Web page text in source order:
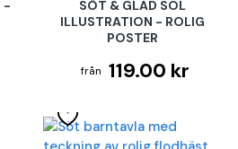
-
SÖT & GLAD SOL
ILLUSTRATION - ROLIG
POSTER
119.00 kr